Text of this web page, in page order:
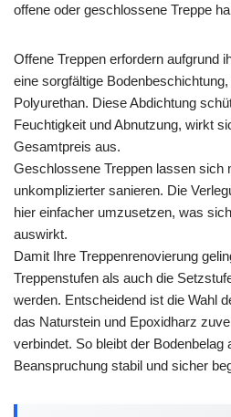
offene oder geschlossene Treppe
Offene Treppen erfordern aufgrund
eine sorgfältige
Polyurethan. Diese Abdichtung
Feuchtigkeit und Abnutzung, wirkt
Gesamtpreis aus.
Geschlossene Treppen lassen sich
unkomplizierter sanieren. Die
hier einfacher umzusetzen, was
auswirkt.
Damit Ihre Treppenrenovierung
Treppenstufen als auch die
werden. Entscheidend ist die Wahl
das Naturstein und Epoxidharz
verbindet. So bleibt der Bodenbelag
Beanspruchung stabil und sicher